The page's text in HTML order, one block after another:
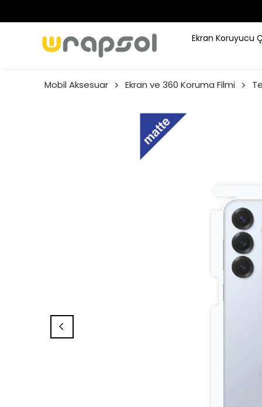
Ekran Koruyucu
Mobil Aksesuar Ekran ve 360 Koruma Filmi